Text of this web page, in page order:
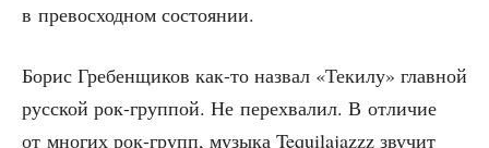
в пре­вос­ход­ном состоянии.
Борис Гре­бен­щи­ков как-то назвал «Теки­лу» глав­ной
рус­ской рок-груп­пой. Не пере­хва­лил. В отли­чие
от мно­гих рок-групп, музы­ка Tequilajazzz зву­чит